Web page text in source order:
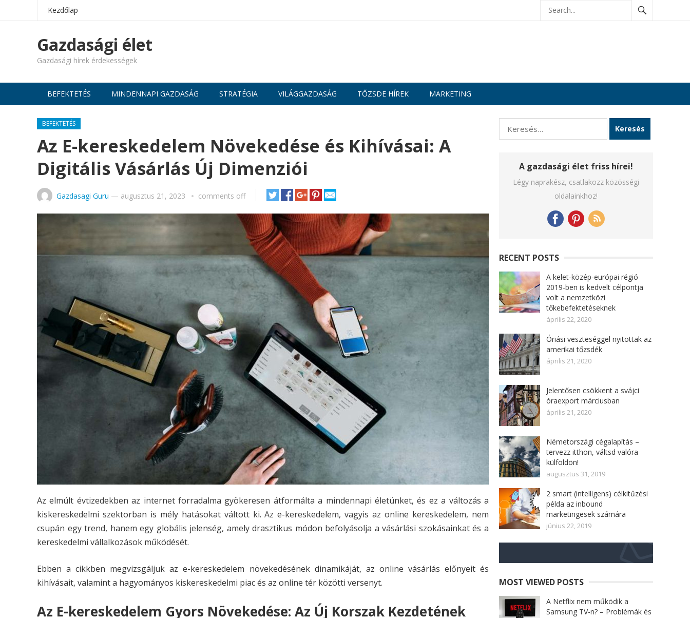
Kezdőlap
Gazdasági élet
Gazdasági hírek érdekességek
BEFEKTETÉS MINDENNAPI GAZDASÁG STRATÉGIA VILÁGGAZDASÁG TŐZSDE HÍREK MARKETING
BEFEKTETÉS
Az E-kereskedelem Növekedése és Kihívásai: A
Digitális Vásárlás Új Dimenziói
Gazdasagi Guru — augusztus 21, 2023 comments off
Az elmúlt évtizedekben az internet forradalma gyökeresen átformálta a mindennapi életünket, és ez a változás a
kiskereskedelmi szektorban is mély hatásokat váltott ki. Az e-kereskedelem, vagyis az online kereskedelem, nem
csupán egy trend, hanem egy globális jelenség, amely drasztikus módon befolyásolja a vásárlási szokásainkat és a
kereskedelmi vállalkozások működését.
Ebben a cikkben megvizsgáljuk az e-kereskedelem növekedésének dinamikáját, az online vásárlás előnyeit és
kihívásait, valamint a hagyományos kiskereskedelmi piac és az online tér közötti versenyt.
Az E-kereskedelem Gyors Növekedése: Az Új Korszak Kezdetének
Keresés:
A gazdasági élet friss hírei!
Légy naprakész, csatlakozz közösségi
oldalainkhoz!
RECENT POSTS
A kelet-közép-európai régió
2019-ben is kedvelt célpontja
volt a nemzetközi
tőkebefektetéseknek
április 22, 2020
Óriási veszteséggel nyitottak az
amerikai tőzsdék
április 21, 2020
Jelentősen csökkent a svájci
óraexport márciusban
április 21, 2020
Németországi cégalapítás –
tervezz itthon, váltsd valóra
külföldön!
augusztus 31, 2019
2 smart (intelligens) célkitűzési
példa az inbound
marketingesek számára
június 22, 2019
MOST VIEWED POSTS
A Netflix nem működik a
Samsung TV-n? – Problémák és